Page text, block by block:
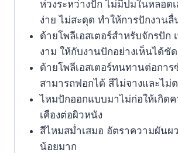
ห่วงระหว่างปัก ไม่มีปมในหลอด
ง่าย ไม่สะดุด ทำให้การปักงานลื่
ด้ายโพลีเอสเตอร์สำหรับจักรปัก
งาม ให้กับงานปักอย่างเห็นได้ชัด
ด้ายโพลีเอสเตอร์ทนทานต่อการ
สามารถฟอกได้ สีไม่จางและไม่
ไหมปักออกแบบมาไม่ก่อให้เกิด
เคืองต่อผิวหนัง
สีไหมสม่ำเสมอ อัตราความผันผ
น้อยมาก